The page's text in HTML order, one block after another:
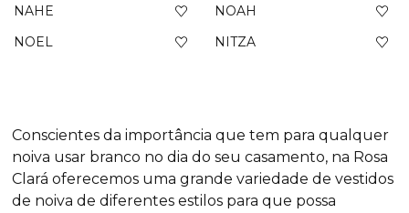
NAHE
NOAH
NOEL
NITZA
Conscientes da importância que tem para qualquer
noiva usar branco no dia do seu casamento, na Rosa
Clará oferecemos uma grande variedade de vestidos
de noiva de diferentes estilos para que possa